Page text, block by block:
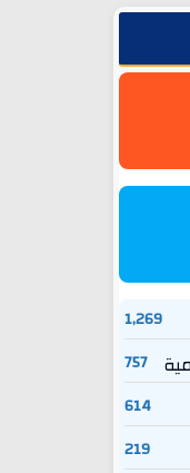
1,269
757
614
219